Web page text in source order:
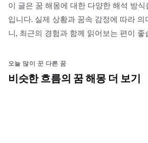
이 글은 꿈 해몽에 대한 다양한 해석 방
입니다. 실제 상황과 꿈속 감정에 따라
니, 최근의 경험과 함께 읽어보는 편이 좋
오늘 많이 꾼 다른 꿈
비슷한 흐름의 꿈 해몽 더 보기